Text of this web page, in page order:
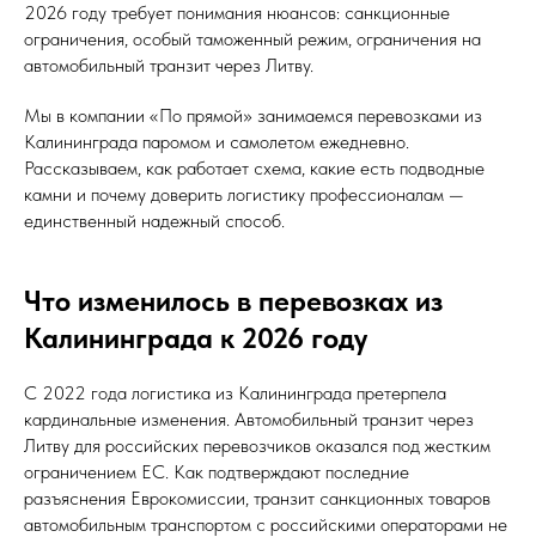
2026 году требует понимания нюансов: санкционные
ограничения, особый таможенный режим, ограничения на
автомобильный транзит через Литву.
Мы в компании «По прямой» занимаемся перевозками из
Калининграда паромом и самолетом ежедневно.
Рассказываем, как работает схема, какие есть подводные
камни и почему доверить логистику профессионалам —
единственный надежный способ.
Что изменилось в перевозках из
Калининграда к 2026 году
С 2022 года логистика из Калининграда претерпела
кардинальные изменения. Автомобильный транзит через
Литву для российских перевозчиков оказался под жестким
ограничением ЕС. Как подтверждают последние
разъяснения Еврокомиссии, транзит санкционных товаров
автомобильным транспортом с российскими операторами не